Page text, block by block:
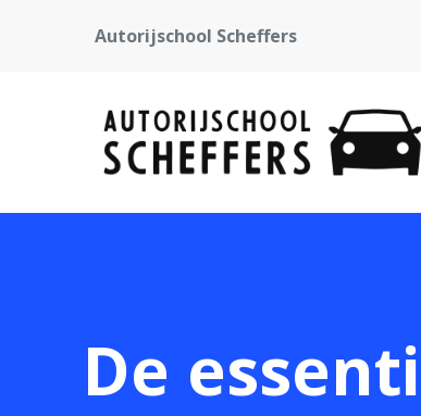
Autorijschool Scheffers
De